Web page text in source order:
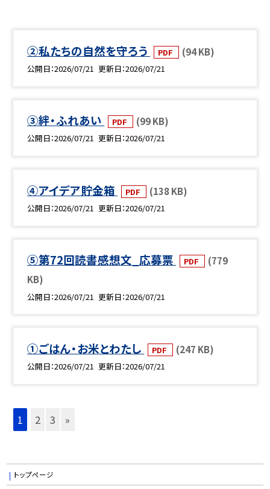
②私たちの自然を守ろう PDF (94 KB)
公開日 2026/07/21 更新日 2026/07/21
③絆・ふれあい PDF (99 KB)
公開日 2026/07/21 更新日 2026/07/21
④アイデア貯金箱 PDF (138 KB)
公開日 2026/07/21 更新日 2026/07/21
⑤第72回読書感想文_応募票 PDF
(779
KB)
公開日 2026/07/21 更新日 2026/07/21
①ごはん・お米とわたし PDF (247 KB)
公開日 2026/07/21 更新日 2026/07/21
1 2 3 »
トップページ